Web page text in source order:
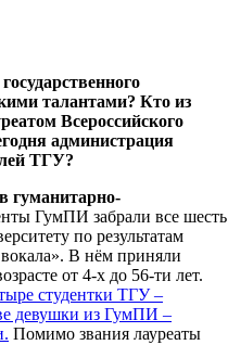
талантами? Кто из
Всероссийского
администрация
ТГУ?
гуманитарно-
ГумПИ забрали все шесть
по результатам
В нём приняли
от 4-х до 56-ти лет.
студентки ТГУ –
девушки из ГумПИ –
Помимо звания лауреаты